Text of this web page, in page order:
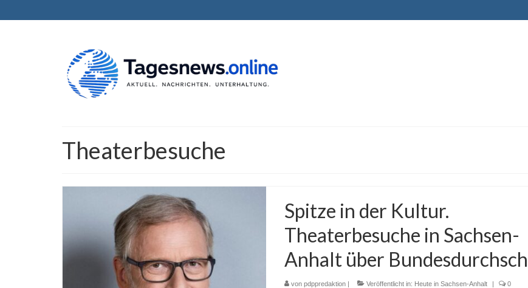
Theaterbesuche
Spitze in der Kultur.
Theaterbesuche in Sachsen-
Anhalt über
von pdppredaktion| Veröffentlicht in: Heute in Sachsen-Anhalt | 0